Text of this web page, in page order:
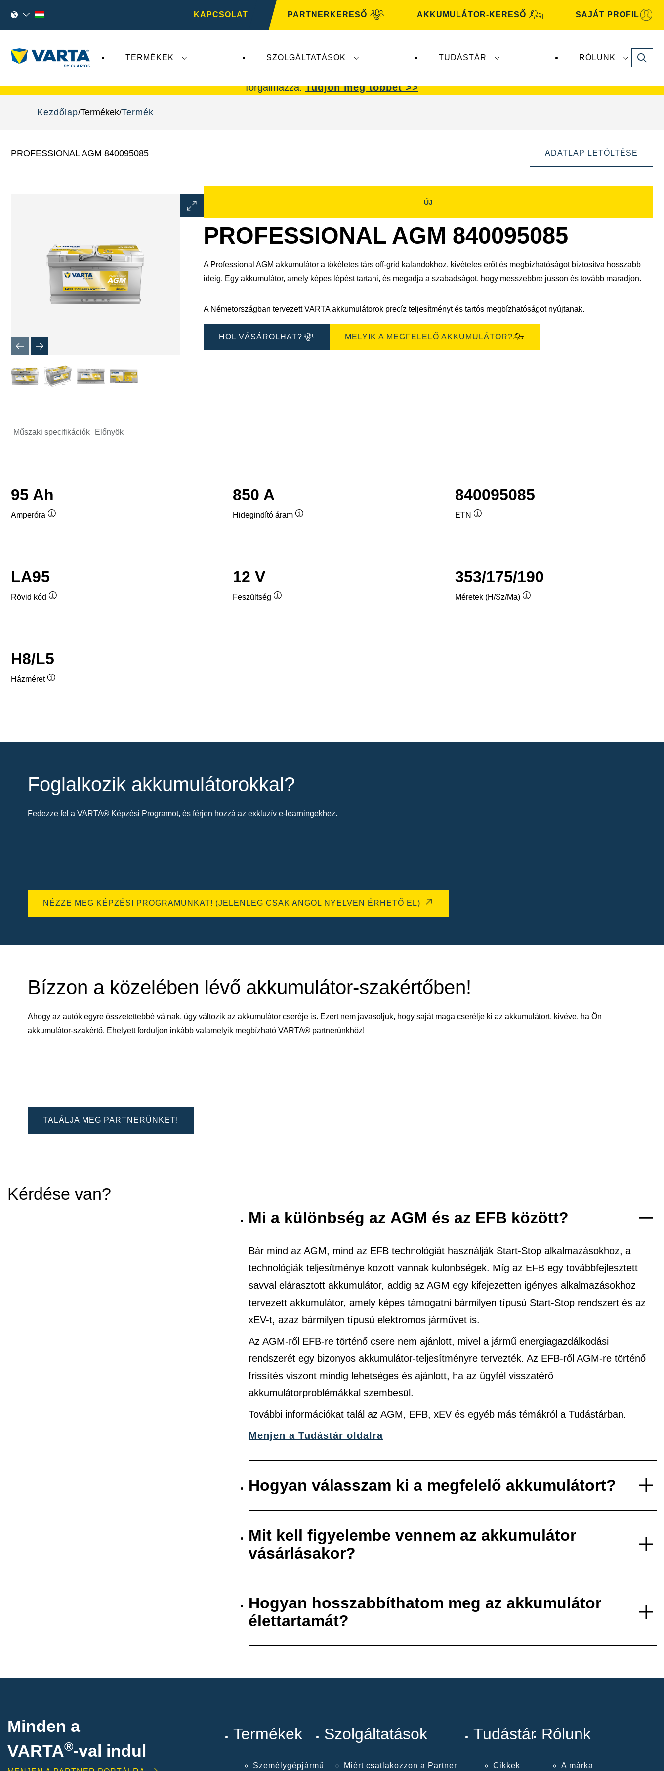
KAPCSOLAT PARTNERKERESŐ AKKUMULÁTOR-KERESŐ SAJÁT PROFIL
TERMÉKEK SZOLGÁLTATÁSOK TUDÁSTÁR RÓLUNK Search
forgalmazza.Tudjon meg többet >>
Kezdőlap Termékek Termék
PROFESSIONAL AGM 840095085 ADATLAP LETÖLTÉSE
Kép
párbeszédpanel
ÚJ
PROFESSIONAL AGM 840095085
A Professional AGM akkumulátor a tökéletes társ off-grid kalandokhoz, kivételes erőt és megbízhatóságot biztosítva hosszabb
ideig. Egy akkumulátor, amely képes lépést tartani, és megadja a szabadságot, hogy messzebbre jusson és tovább maradjon.​​
A Németországban tervezett VARTA akkumulátorok precíz teljesítményt és tartós megbízhatóságot nyújtanak.
HOL VÁSÁROLHAT? MELYIK A MEGFELELŐ AKKUMULÁTOR?
Műszaki specifikációk Előnyök
95 Ah
Amperóra
850 A
Hidegindító áram
840095085
ETN
LA95
Rövid kód
12 V
Feszültség
353/175/190
Méretek (H/Sz/Ma)
H8/L5
Házméret
Foglalkozik akkumulátorokkal?
Fedezze fel a VARTA® Képzési Programot, és férjen hozzá az exkluzív e-learningekhez.
NÉZZE MEG KÉPZÉSI PROGRAMUNKAT! (JELENLEG CSAK ANGOL NYELVEN ÉRHETŐ EL)
Bízzon a közelében lévő akkumulátor-szakértőben!
Ahogy az autók egyre összetettebbé válnak, úgy változik az akkumulátor cseréje is. Ezért nem javasoljuk, hogy saját maga cserélje ki az akkumulátort, kivéve, ha Ön
akkumulátor-szakértő. Ehelyett forduljon inkább valamelyik megbízható VARTA® partnerünkhöz!
TALÁLJA MEG PARTNERÜNKET!
Kérdése van?
Mi a különbség az AGM és az EFB között?
Bár mind az AGM, mind az EFB technológiát használják Start-Stop alkalmazásokhoz, a
technológiák teljesítménye között vannak különbségek. Míg az EFB egy továbbfejlesztett
savval elárasztott akkumulátor, addig az AGM egy kifejezetten igényes alkalmazásokhoz
tervezett akkumulátor, amely képes támogatni bármilyen típusú Start-Stop rendszert és az
xEV-t, azaz bármilyen típusú elektromos járművet is.
Az AGM-ről EFB-re történő csere nem ajánlott, mivel a jármű energiagazdálkodási
rendszerét egy bizonyos akkumulátor-teljesítményre tervezték. Az EFB-ről AGM-re történő
frissítés viszont mindig lehetséges és ajánlott, ha az ügyfél visszatérő
akkumulátorproblémákkal szembesül.
További információkat talál az AGM, EFB, xEV és egyéb más témákról a Tudástárban.
Menjen a Tudástár oldalra
Hogyan válasszam ki a megfelelő akkumulátort?
Mit kell figyelembe vennem az akkumulátor
vásárlásakor?
Hogyan hosszabbíthatom meg az akkumulátor
élettartamát?
Minden a
VARTA®-val indul
Termékek
Személygépjármű
Szolgáltatások
Miért csatlakozzon a Partner
Tudástár
Cikkek
Rólunk
A márka